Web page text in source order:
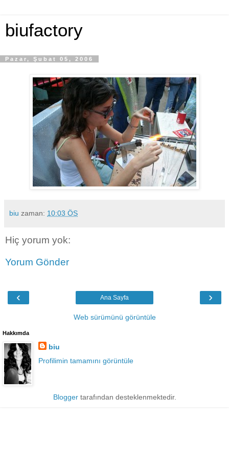
biufactory
Pazar, Şubat 05, 2006
biu zaman: 10:03 ÖS
Hiç yorum yok:
Yorum Gönder
‹ ›
Ana Sayfa
Web sürümünü görüntüle
Hakkımda
biu
Profilimin tamamını görüntüle
Bloggertarafından desteklenmektedir.